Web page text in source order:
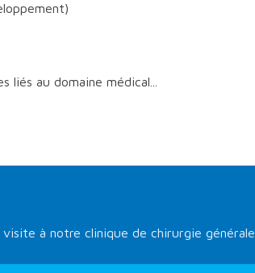
au domaine médical...
à notre clinique de chirurgie générale